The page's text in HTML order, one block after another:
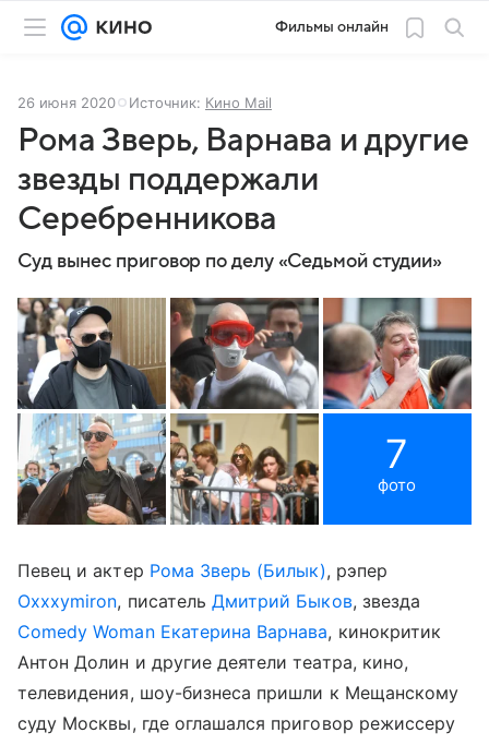
Фильмы онлайн
26 июня 2020 Источник: Кино Mail
Рома Зверь, Варнава и другие
звезды поддержали
Серебренникова
Суд вынес приговор по делу «Седьмой студии»
7
фото
Певец и актер Рома Зверь (Билык), рэпер
Oxxxymiron, писательДмитрий Быков, звезда
Comedy Woman Екатерина Варнава, кинокритик
Антон Долин и другие деятели театра, кино,
телевидения, шоу-бизнеса пришли к Мещанскому
суду Москвы, где оглашался приговор режиссеру